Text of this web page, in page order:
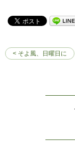
< そよ風、日曜日に